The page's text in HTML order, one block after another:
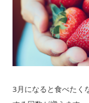
3月になると食べたく